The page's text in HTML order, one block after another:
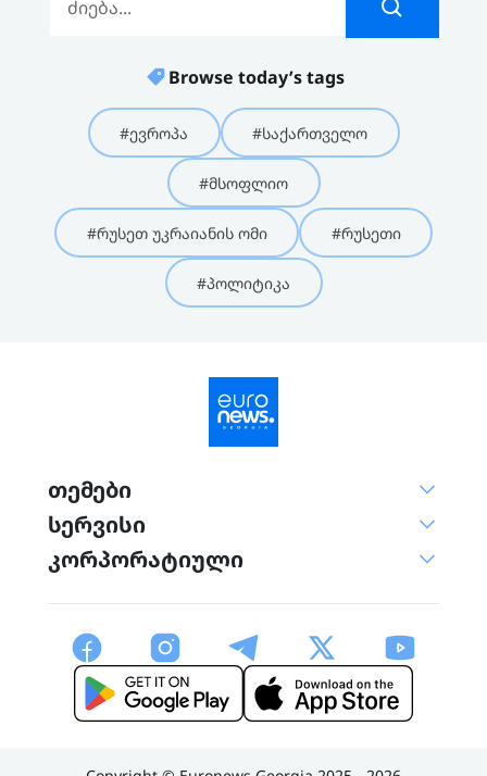
Browse today’s tags
#ევროპა #საქართველო
#მსოფლიო
#რუსეთ უკრაიანის ომი #რუსეთი
#პოლიტიკა
თემები
სერვისი
კორპორატიული